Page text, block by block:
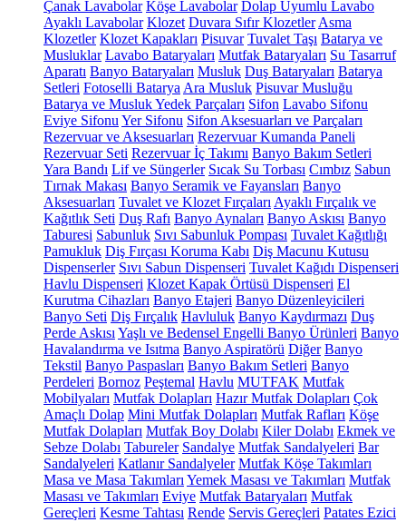
Çanak Lavabolar Köşe Lavabolar Dolap Uyumlu Lavabo
Ayaklı Lavabolar Klozet Duvara Sıfır Klozetler Asma
Klozetler Klozet Kapakları Pisuvar Tuvalet Taşı Batarya ve
Musluklar Lavabo Bataryaları Mutfak Bataryaları Su Tasarruf
Aparatı Banyo Bataryaları Musluk Duş Bataryaları Batarya
Setleri Fotoselli Batarya Ara Musluk Pisuvar Musluğu
Batarya ve Musluk Yedek Parçaları Sifon Lavabo Sifonu
Eviye Sifonu Yer Sifonu Sifon Aksesuarları ve Parçaları
Rezervuar ve Aksesuarları Rezervuar Kumanda Paneli
Rezervuar Seti Rezervuar İç Takımı Banyo Bakım Setleri
Yara Bandı Lif ve Süngerler Sıcak Su Torbası Cımbız Sabun
Tırnak Makası Banyo Seramik ve Fayansları Banyo
Aksesuarları Tuvalet ve Klozet Fırçaları Ayaklı Fırçalık ve
Kağıtlık Seti Duş Rafı Banyo Aynaları Banyo Askısı Banyo
Taburesi Sabunluk Sıvı Sabunluk Pompası Tuvalet Kağıtlığı
Pamukluk Diş Fırçası Koruma Kabı Diş Macunu Kutusu
Dispenserler Sıvı Sabun Dispenseri Tuvalet Kağıdı Dispenseri
Havlu Dispenseri Klozet Kapak Örtüsü Dispenseri El
Kurutma Cihazları Banyo Etajeri Banyo Düzenleyicileri
Banyo Seti Diş Fırçalık Havluluk Banyo Kaydırmazı Duş
Perde Askısı Yaşlı ve Bedensel Engelli Banyo Ürünleri Banyo
Havalandırma ve Isıtma Banyo Aspiratörü Diğer Banyo
Tekstil Banyo Paspasları Banyo Bakım Setleri Banyo
Perdeleri Bornoz Peştemal Havlu MUTFAK Mutfak
Mobilyaları Mutfak Dolapları Hazır Mutfak Dolapları Çok
Amaçlı Dolap Mini Mutfak Dolapları Mutfak Rafları Köşe
Mutfak Dolapları Mutfak Boy Dolabı Kiler Dolabı Ekmek ve
Sebze Dolabı Tabureler Sandalye Mutfak Sandalyeleri Bar
Sandalyeleri Katlanır Sandalyeler Mutfak Köşe Takımları
Masa ve Masa Takımları Yemek Masası ve Takımları Mutfak
Masası ve Takımları Eviye Mutfak Bataryaları Mutfak
Gereçleri Kesme Tahtası Rende Servis Gereçleri Patates Ezici